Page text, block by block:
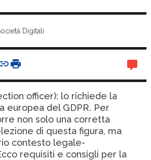
Digitali
officer): lo richiede la
europea del GDPR. Per
non solo una corretta
di questa figura, ma
contesto legale-
requisiti e consigli per la